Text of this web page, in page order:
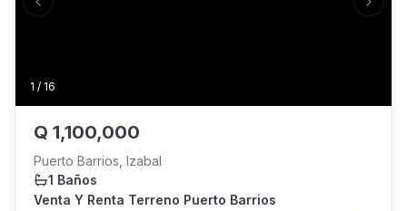
1 / 16
Previous slide Next
Q 1,100,000
Puerto Barrios, Izabal
1 Baños
Venta Y Renta Terreno Puerto Barrios